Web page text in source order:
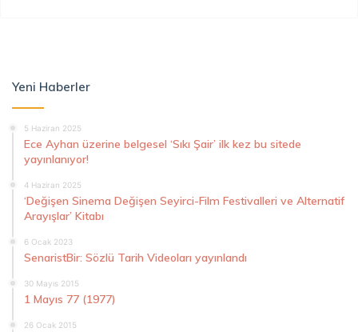
Yeni Haberler
5 Haziran 2025
Ece Ayhan üzerine belgesel ‘Sıkı Şair’ ilk kez bu sitede
yayınlanıyor!
4 Haziran 2025
‘Değişen Sinema Değişen Seyirci-Film Festivalleri ve Alternatif
Arayışlar’ Kitabı
6 Ocak 2023
SenaristBir: Sözlü Tarih Videoları yayınlandı
30 Mayıs 2015
1 Mayıs 77 (1977)
26 Ocak 2015